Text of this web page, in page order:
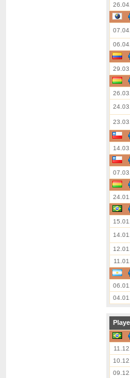
26.04.
07.04.
06.04.
29.03.
26.03.
24.03.
23.03.
14.03.
07.03.
24.01.
15.01.
14.01.
12.01.
11.01.
06.01.
04.01.
11.12.
10.12.
09.12.